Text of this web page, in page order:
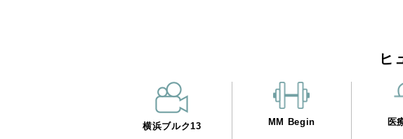
ヒ
横浜ブルク13 MM Begin 医